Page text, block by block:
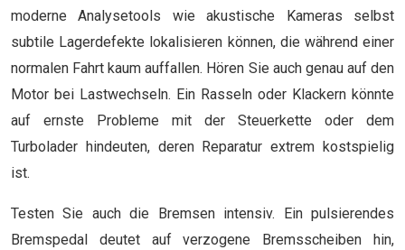
moderne Analysetools wie akustische Kameras selbst
subtile Lagerdefekte lokalisieren können, die während einer
normalen Fahrt kaum auffallen. Hören Sie auch genau auf den
Motor bei Lastwechseln. Ein Rasseln oder Klackern könnte
auf ernste Probleme mit der Steuerkette oder dem
Turbolader hindeuten, deren Reparatur extrem kostspielig
ist.
Testen Sie auch die Bremsen intensiv. Ein pulsierendes
Bremspedal deutet auf verzogene Bremsscheiben hin,